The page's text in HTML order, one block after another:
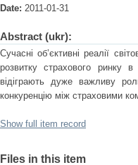
Date: 2011-01-31
Abstract (ukr):
Сучасні об’єктивні реалії
розвитку страхового ринку
відіграють дуже важливу
конкуренцію між страховими
Show full item record
Files in this item